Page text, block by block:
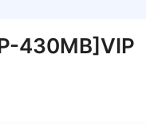
430MB]VIP